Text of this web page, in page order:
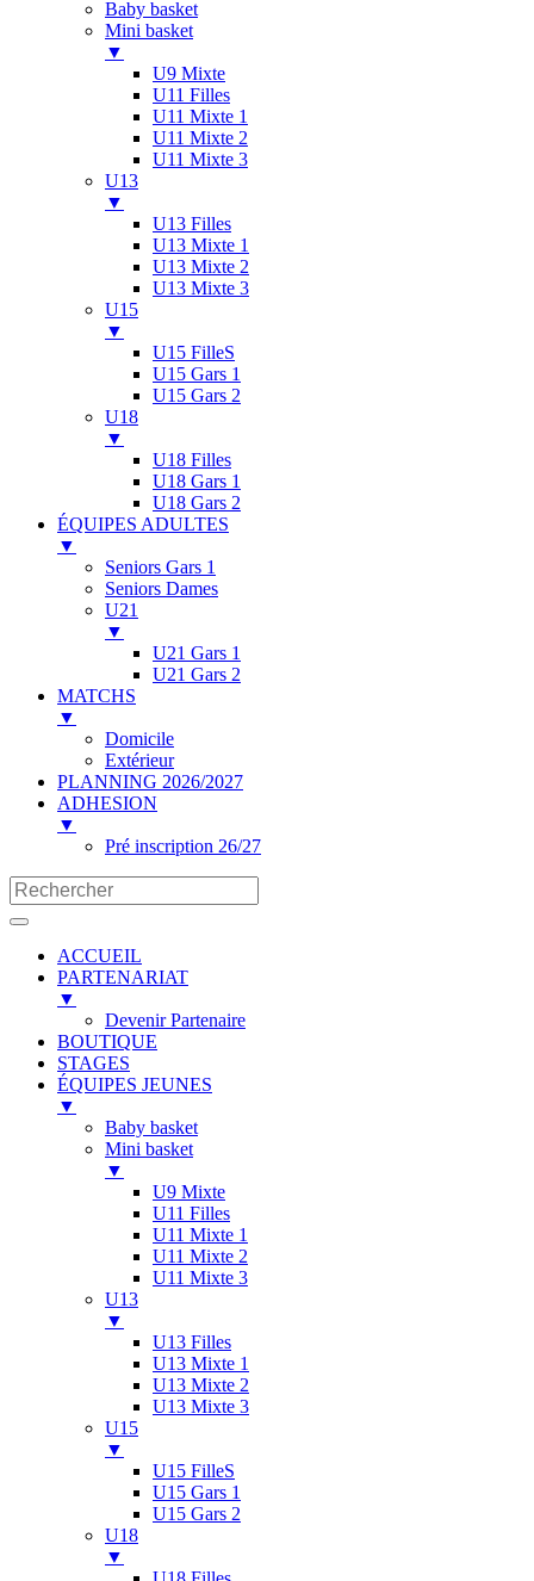
Baby basket
Mini basket
▼
U9 Mixte
U11 Filles
U11 Mixte 1
U11 Mixte 2
U11 Mixte 3
U13
▼
U13 Filles
U13 Mixte 1
U13 Mixte 2
U13 Mixte 3
U15
▼
U15 FilleS
U15 Gars 1
U15 Gars 2
U18
▼
U18 Filles
U18 Gars 1
U18 Gars 2
ÉQUIPES ADULTES
▼
Seniors Gars 1
Seniors Dames
U21
▼
U21 Gars 1
U21 Gars 2
MATCHS
▼
Domicile
Extérieur
PLANNING 2026/2027
ADHESION
▼
Pré inscription 26/27
ACCUEIL
PARTENARIAT
▼
Devenir Partenaire
BOUTIQUE
STAGES
ÉQUIPES JEUNES
▼
Baby basket
Mini basket
▼
U9 Mixte
U11 Filles
U11 Mixte 1
U11 Mixte 2
U11 Mixte 3
U13
▼
U13 Filles
U13 Mixte 1
U13 Mixte 2
U13 Mixte 3
U15
▼
U15 FilleS
U15 Gars 1
U15 Gars 2
U18
▼